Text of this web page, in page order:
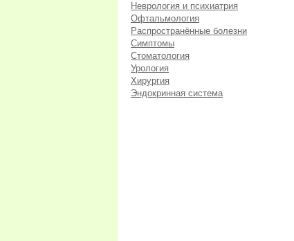
Неврология и психиатрия
Офтальмология
Распространённые болезни
Симптомы
Стоматология
Урология
Хирургия
Эндокринная система